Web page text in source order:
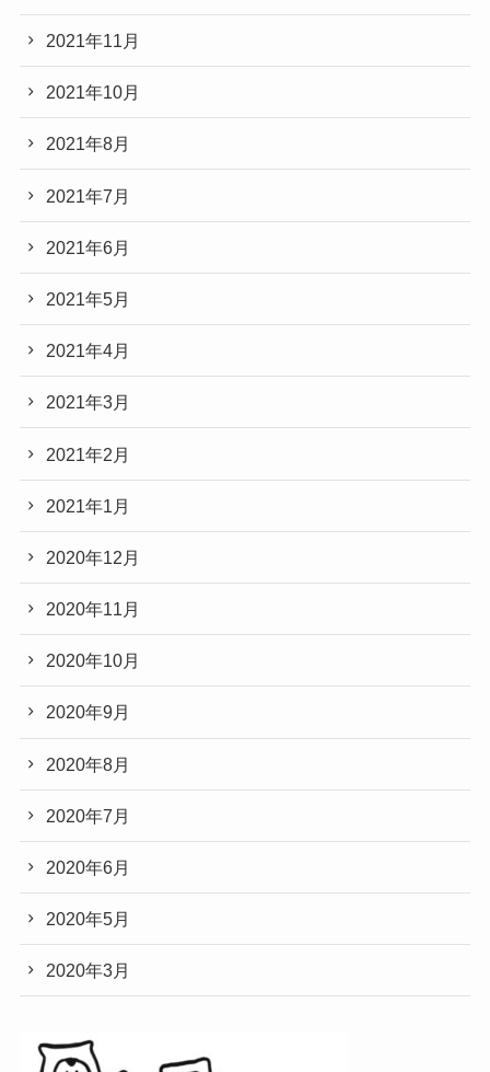
2021年11月
2021年10月
2021年8月
2021年7月
2021年6月
2021年5月
2021年4月
2021年3月
2021年2月
2021年1月
2020年12月
2020年11月
2020年10月
2020年9月
2020年8月
2020年7月
2020年6月
2020年5月
2020年3月